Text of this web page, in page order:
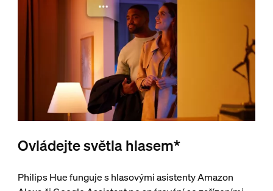
Ovládejte světla hlasem*
Philips Hue funguje s hlasovými asistenty Amazon